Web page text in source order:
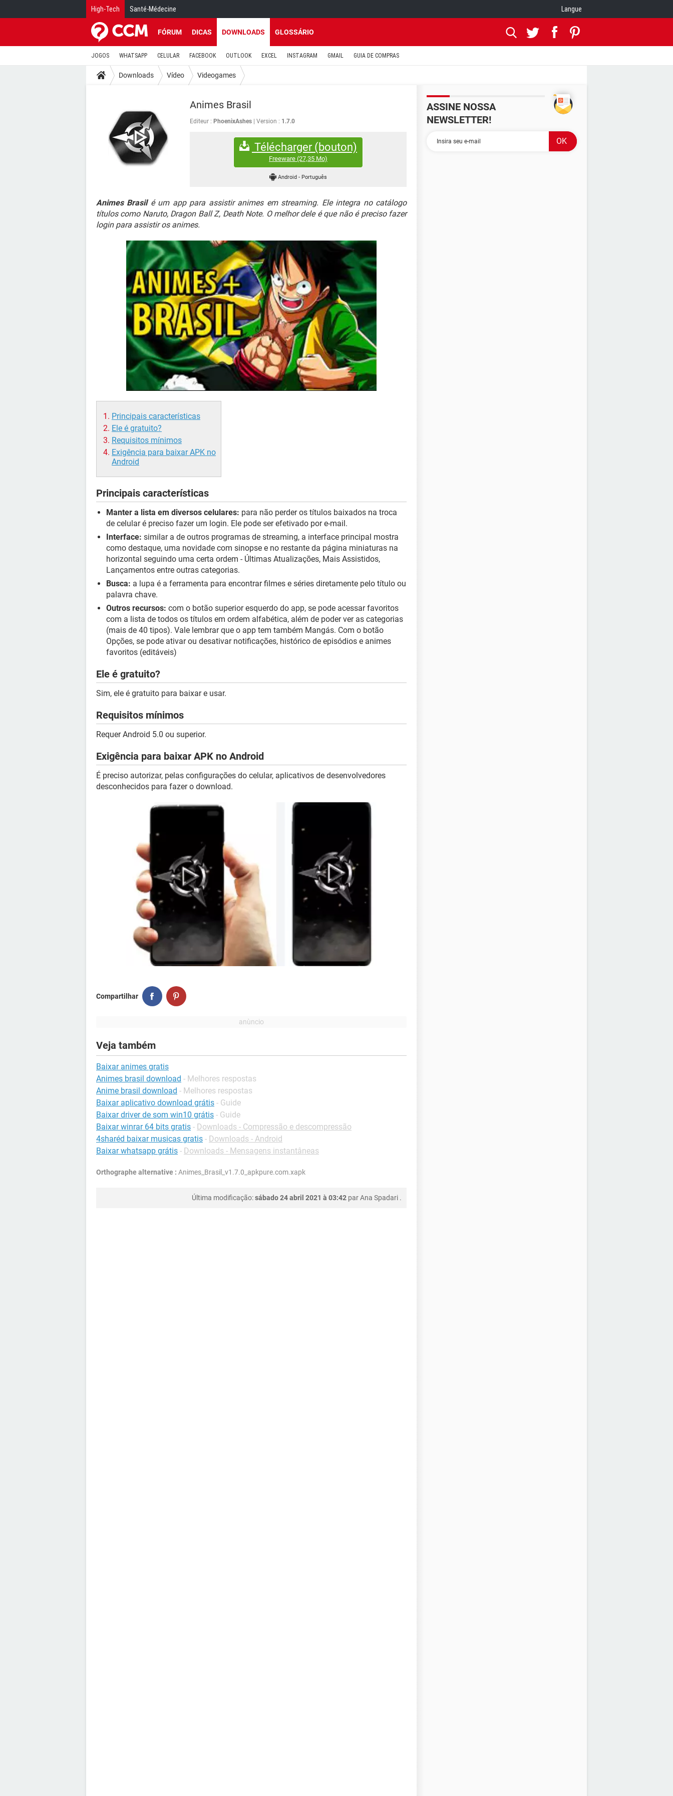
High-Tech Santé-Médecine Langue
FÓRUM DICAS DOWNLOADS GLOSSÁRIO
JOGOS WHATSAPP CELULAR FACEBOOK OUTLOOK EXCEL INSTAGRAM GMAIL GUIA DE COMPRAS
Downloads Vídeo Videogames
Animes Brasil
Editeur : PhoenixAshes Version : 1.7.0
Télécharger (bouton)
Freeware (27,35 Mo)
Android- Português
Animes Brasilé um app para assistir animes em streaming. Ele integra no catálogo
títulos como Naruto, Dragon Ball Z, Death Note. O melhor dele é que não é preciso fazer
login para assistir os animes.
Principais características
Ele é gratuito?
Requisitos mínimos
Exigência para baixar APK no
Android
Principais características
Manter a lista em diversos celulares: para não perder os títulos baixados na troca
de celular é preciso fazer um login. Ele pode ser efetivado por e-mail.
Interface: similar a de outros programas de streaming, a interface principal mostra
como destaque, uma novidade com sinopse e no restante da página miniaturas na
horizontal seguindo uma certa ordem - Últimas Atualizações, Mais Assistidos,
Lançamentos entre outras categorias.
Busca: a lupa é a ferramenta para encontrar filmes e séries diretamente pelo título ou
palavra chave.
Outros recursos: com o botão superior esquerdo do app, se pode acessar favoritos
com a lista de todos os títulos em ordem alfabética, além de poder ver as categorias
(mais de 40 tipos). Vale lembrar que o app tem também Mangás. Com o botão
Opções, se pode ativar ou desativar notificações, histórico de episódios e animes
favoritos (editáveis)
Ele é gratuito?
Sim, ele é gratuito para baixar e usar.
Requisitos mínimos
Requer Android 5.0 ou superior.
Exigência para baixar APK no Android
É preciso autorizar, pelas configurações do celular, aplicativos de desenvolvedores
desconhecidos para fazer o download.
Compartilhar
Veja também
Baixar animes gratis
Animes brasil download - Melhores respostas
Anime brasil download - Melhores respostas
Baixar aplicativo download grátis - Guide
Baixar driver de som win10 grátis - Guide
Baixar winrar 64 bits gratis - Downloads - Compressão e descompressão
4sharéd baixar musicas gratis - Downloads - Android
Baixar whatsapp grátis - Downloads - Mensagens instantâneas
Orthographe alternative : Animes_Brasil_v1.7.0_apkpure.com.xapk
Última modificação:sábado 24 abril 2021 à 03:42 parAna Spadari .
ASSINE NOSSA
NEWSLETTER!